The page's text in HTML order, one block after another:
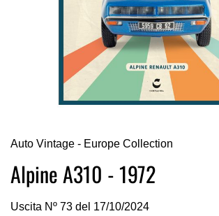
all'inizio
della
galleria
immagini
Auto Vintage - Europe Collection
Alpine A310 - 1972
Uscita Nº 73 del 17/10/2024